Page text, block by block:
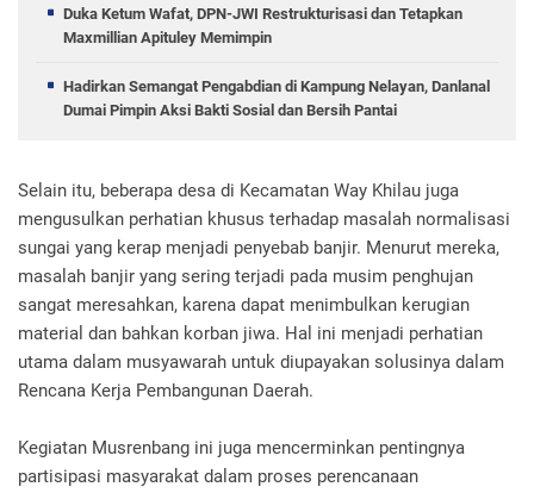
Duka Ketum Wafat, DPN-JWI Restrukturisasi dan Tetapkan
Maxmillian Apituley Memimpin
Hadirkan Semangat Pengabdian di Kampung Nelayan, Danlanal
Dumai Pimpin Aksi Bakti Sosial dan Bersih Pantai
Selain itu, beberapa desa di Kecamatan Way Khilau juga
mengusulkan perhatian khusus terhadap masalah normalisasi
sungai yang kerap menjadi penyebab banjir. Menurut mereka,
masalah banjir yang sering terjadi pada musim penghujan
sangat meresahkan, karena dapat menimbulkan kerugian
material dan bahkan korban jiwa. Hal ini menjadi perhatian
utama dalam musyawarah untuk diupayakan solusinya dalam
Rencana Kerja Pembangunan Daerah.
Kegiatan Musrenbang ini juga mencerminkan pentingnya
partisipasi masyarakat dalam proses perencanaan